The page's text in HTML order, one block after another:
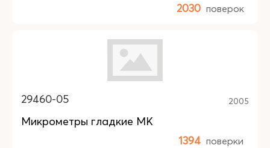
2030 поверок
29460-05 2005
Микрометры гладкие МК
1394 поверки